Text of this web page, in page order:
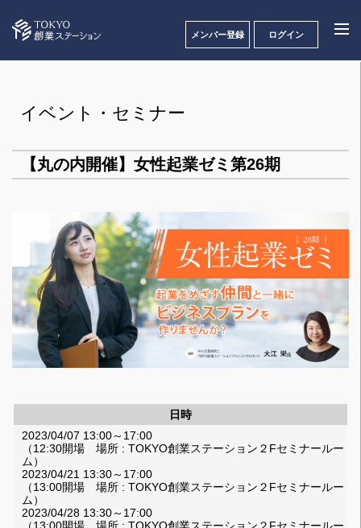
メンバー登録 ログイン
イベント・セミナー
【丸の内開催】女性起業ゼミ第26期
日時
2023/04/07 13:00～17:00
（12:30開場 場所 : TOKYO創業ステーション２Fセミナールー
ム）
2023/04/21 13:30～17:00
（13:00開場 場所 : TOKYO創業ステーション２Fセミナールー
ム）
2023/04/28 13:30～17:00
（13:00開場 場所 : TOKYO創業ステーション２Fセミナールー